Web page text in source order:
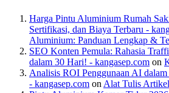
Harga Pintu Aluminium Rumah
Sertifikasi, dan Biaya Terbaru -
Aluminium: Panduan Lengkap &
SEO Konten Pemula: Rahasia
dalam 30 Hari! - kangasep.com on
Analisis ROI Penggunaan AI
- kangasep.com on Alat Tulis